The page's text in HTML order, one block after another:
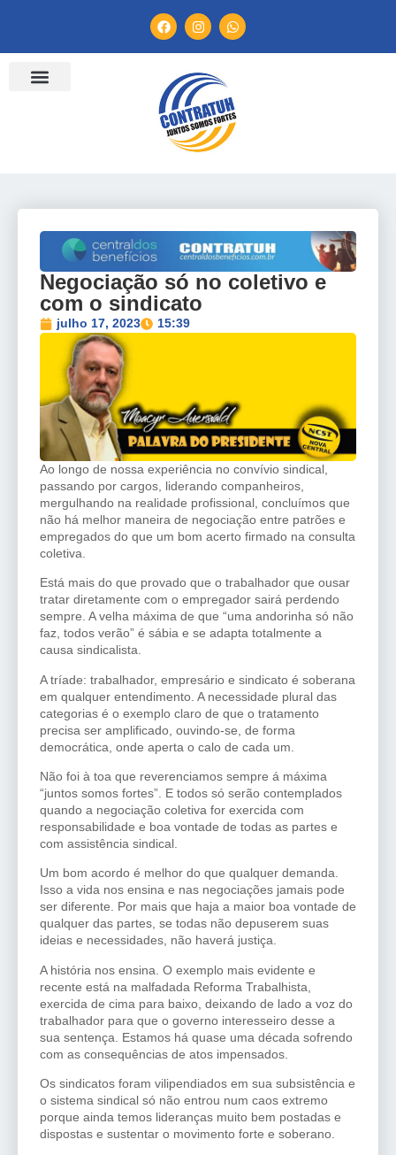
Negociação só no coletivo e
com o sindicato
julho 17, 2023 15:39
Ao longo de nossa experiência no convívio sindical,
passando por cargos, liderando companheiros,
mergulhando na realidade profissional, concluímos que
não há melhor maneira de negociação entre patrões e
empregados do que um bom acerto firmado na consulta
coletiva.
Está mais do que provado que o trabalhador que ousar
tratar diretamente com o empregador sairá perdendo
sempre. A velha máxima de que “uma andorinha só não
faz, todos verão” é sábia e se adapta totalmente a
causa sindicalista.
A tríade: trabalhador, empresário e sindicato é soberana
em qualquer entendimento. A necessidade plural das
categorias é o exemplo claro de que o tratamento
precisa ser amplificado, ouvindo-se, de forma
democrática, onde aperta o calo de cada um.
Não foi à toa que reverenciamos sempre á máxima
“juntos somos fortes”. E todos só serão contemplados
quando a negociação coletiva for exercida com
responsabilidade e boa vontade de todas as partes e
com assistência sindical.
Um bom acordo é melhor do que qualquer demanda.
Isso a vida nos ensina e nas negociações jamais pode
ser diferente. Por mais que haja a maior boa vontade de
qualquer das partes, se todas não depuserem suas
ideias e necessidades, não haverá justiça.
A história nos ensina. O exemplo mais evidente e
recente está na malfadada Reforma Trabalhista,
exercida de cima para baixo, deixando de lado a voz do
trabalhador para que o governo interesseiro desse a
sua sentença. Estamos há quase uma década sofrendo
com as consequências de atos impensados.
Os sindicatos foram vilipendiados em sua subsistência e
o sistema sindical só não entrou num caos extremo
porque ainda temos lideranças muito bem postadas e
dispostas e sustentar o movimento forte e soberano.